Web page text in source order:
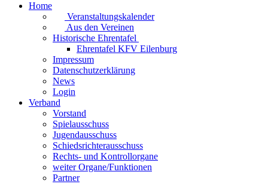
Home
Veranstaltungskalender
Aus den Vereinen
Historische Ehrentafel
Ehrentafel KFV Eilenburg
Impressum
Datenschutzerklärung
News
Login
Verband
Vorstand
Spielausschuss
Jugendausschuss
Schiedsrichterausschuss
Rechts- und Kontrollorgane
weiter Organe/Funktionen
Partner